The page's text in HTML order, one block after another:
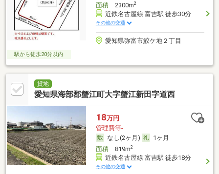
面積2300m2
近鉄名古屋線 富吉駅 徒歩30分
その他の交通
愛知県弥富市鮫ケ地２丁目
駅から徒歩20分以内
貸地
愛知県海部郡蟹江町大字蟹江新田字道西
18万円
管理費等-
なし(2ヶ月)
1ヶ月
面積819m2
近鉄名古屋線 富吉駅 徒歩18分
その他の交通